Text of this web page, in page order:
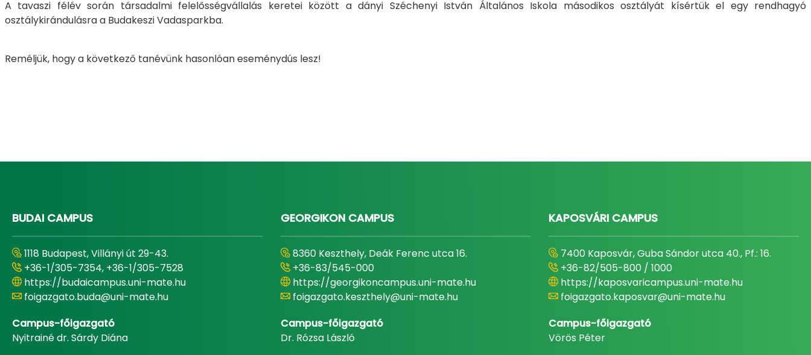
A tavaszi félév során társadalmi felelősségvállalás keretei között a dányi Széchenyi István Általános Iskola másodikos osztályát kísértük el egy rendhagyó
osztálykirándulásra a Budakeszi Vadasparkba.
Reméljük, hogy a következő tanévünk hasonlóan eseménydús lesz!
BUDAI CAMPUS
1118 Budapest, Villányi út 29-43.
+36-1/305-7354, +36-1/305-7528
https://budaicampus.uni-mate.hu
foigazgato.buda@uni-mate.hu
Campus-főigazgató
Nyitrainé dr. Sárdy Diána
GEORGIKON CAMPUS
8360 Keszthely, Deák Ferenc utca 16.
+36-83/545-000
https://georgikoncampus.uni-mate.hu
foigazgato.keszthely@uni-mate.hu
Campus-főigazgató
Dr. Rózsa László
KAPOSVÁRI CAMPUS
7400 Kaposvár, Guba Sándor utca 40., Pf.: 16.
+36-82/505-800 / 1000
https://kaposvaricampus.uni-mate.hu
foigazgato.kaposvar@uni-mate.hu
Campus-főigazgató
Vörös Péter